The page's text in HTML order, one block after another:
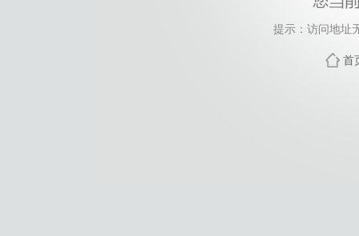
提示：访问地址
首